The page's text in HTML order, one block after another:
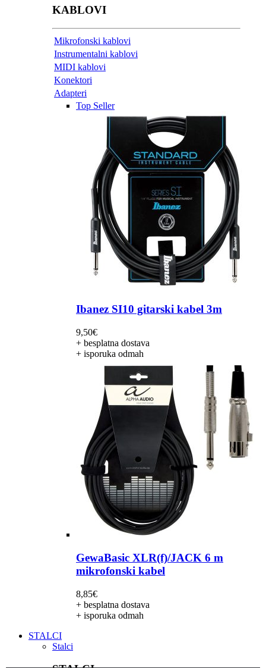
KABLOVI
Mikrofonski kablovi
Instrumentalni kablovi
MIDI kablovi
Konektori
Adapteri
Top Seller
Ibanez SI10 gitarski kabel 3m
9,50€
+ besplatna dostava
+ isporuka odmah
GewaBasic XLR(f)/JACK 6 m
mikrofonski kabel
8,85€
+ besplatna dostava
+ isporuka odmah
STALCI
Stalci